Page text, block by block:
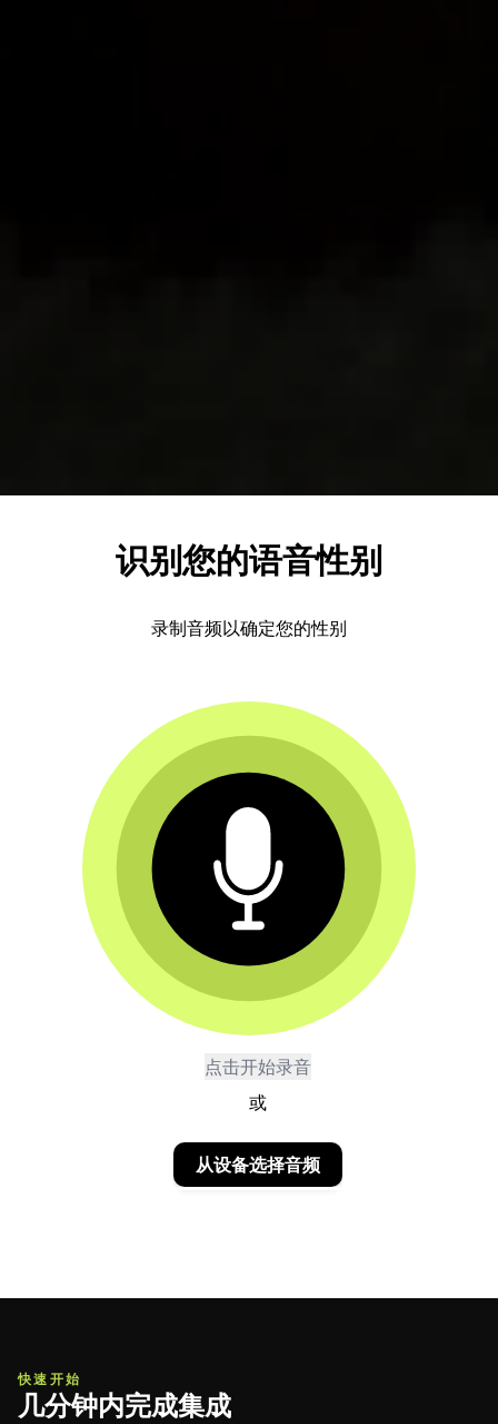
识别您的语音性别
录制音频以确定您的性别
点击开始录音
或
从设备选择音频
快速开始
几分钟内完成集成